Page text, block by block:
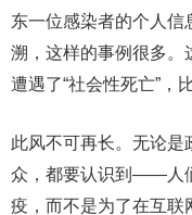
东一位感染者的个人信
溯，这样的事例很多。
遭遇了“社会性死亡”，
此风不可再长。无论是
众，都要认识到——人
疫，而不是为了在互联